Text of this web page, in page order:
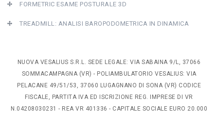
FORMETRIC ESAME POSTURALE 3D
TREADMILL: ANALISI BAROPODOMETRICA IN DINAMICA
NUOVA VESALIUS S.R.L. SEDE LEGALE: VIA SABAINA 9/L, 37066
SOMMACAMPAGNA (VR) - POLIAMBULATORIO VESALIUS: VIA
PELACANE 49/51/53, 37060 LUGAGNANO DI SONA (VR) CODICE
FISCALE, PARTITA IVA ED ISCRIZIONE REG. IMPRESE DI VR
N.04208030231 - REA VR 401336 - CAPITALE SOCIALE EURO 20.000